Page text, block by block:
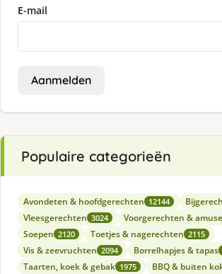
E-mail
Aanmelden
Populaire categorieën
Avondeten & hoofdgerechten 12144
Vleesgerechten 3024 Voorgerechten &
Soepen 2120 Toetjes & nagerechten 2115
Vis & zeevruchten 2094 Borrelhapjes & tapas
Taarten, koek & gebak 1975 BBQ & buiten